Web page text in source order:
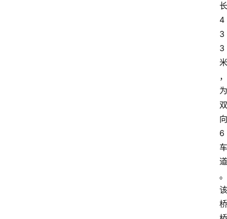
长
4
3
3
米
，
为
双
向
6
车
道
。
该
桥